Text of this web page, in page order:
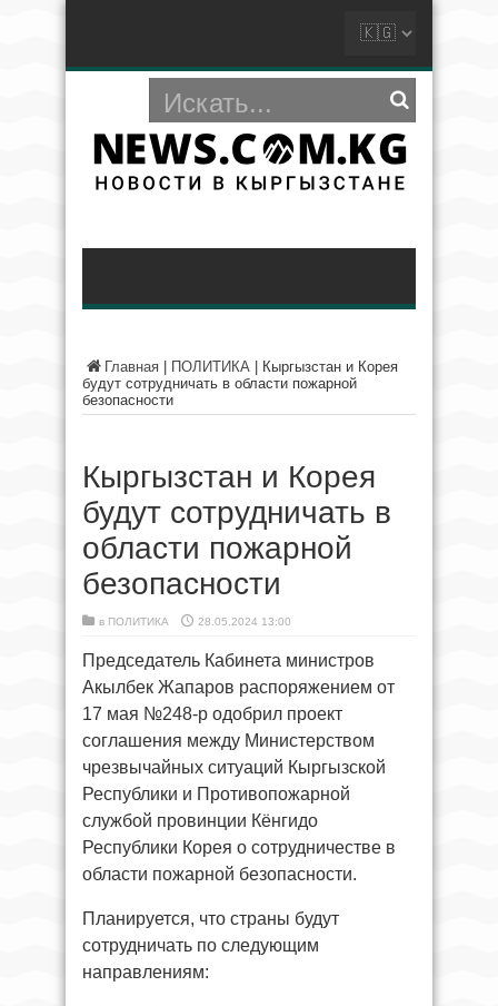
Главная ПОЛИТИКА
Кыргызстан и Корея
будут сотрудничать в области пожарной
безопасности
Кыргызстан и Корея
будут сотрудничать в
области пожарной
безопасности
в ПОЛИТИКА 28.05.2024 13:00
Председатель Кабинета министров
Акылбек Жапаров распоряжением от
17 мая №248-р одобрил проект
соглашения между Министерством
чрезвычайных ситуаций Кыргызской
Республики и Противопожарной
службой провинции Кёнгидо
Республики Корея о сотрудничестве в
области пожарной безопасности.
Планируется, что страны будут
сотрудничать по следующим
направлениям: